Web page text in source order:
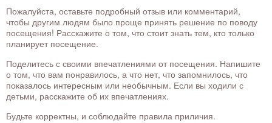
Пожалуйста, оставьте подробный отзыв или комментарий,
чтобы другим людям было проще принять решение по поводу
посещения! Расскажите о том, что стоит знать тем, кто только
планирует посещение.
Поделитесь с своими впечатлениями от посещения. Напишите
о том, что вам понравилось, а что нет, что запомнилось, что
показалось интересным или необычным. Если вы ходили с
детьми, расскажите об их впечатлениях.
Будьте корректны, и соблюдайте правила приличия.